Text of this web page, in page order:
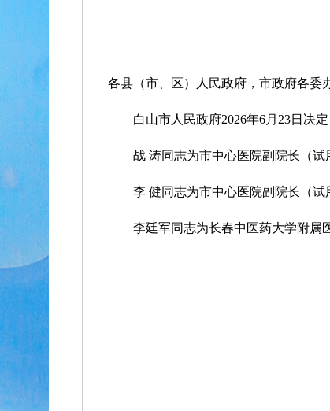
各县（市、区）人民政府，市政府各委
白山市人民政府2026年6月23日决定
战 涛同志为市中心医院副院长（试
李 健同志为市中心医院副院长（试
李廷军同志为长春中医药大学附属医